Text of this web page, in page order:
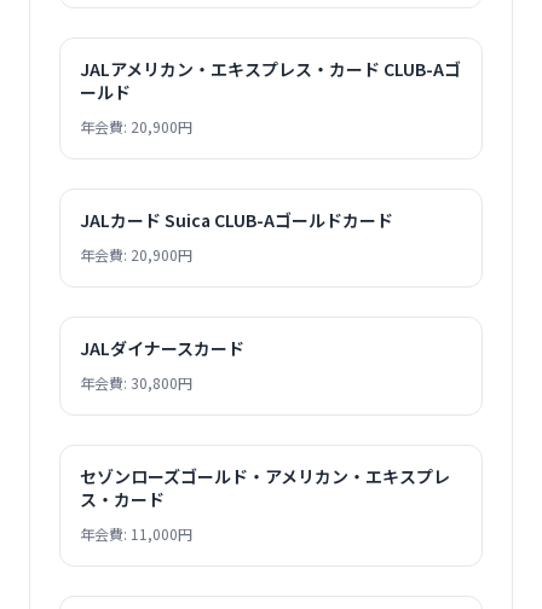
JALアメリカン・エキスプレス・カード CLUB-Aゴ
ールド
年会費: 20,900円
JALカード Suica CLUB-Aゴールドカード
年会費: 20,900円
JALダイナースカード
年会費: 30,800円
セゾンローズゴールド・アメリカン・エキスプレ
ス・カード
年会費: 11,000円